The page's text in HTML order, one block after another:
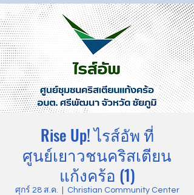
Rise Up! ไรส์อัพ ที่
ศูนย์เยาวชนคริสเตียน
แก้งคร้อ (1)
ศุกร์ 28 ส.ค.
Christian Community Center